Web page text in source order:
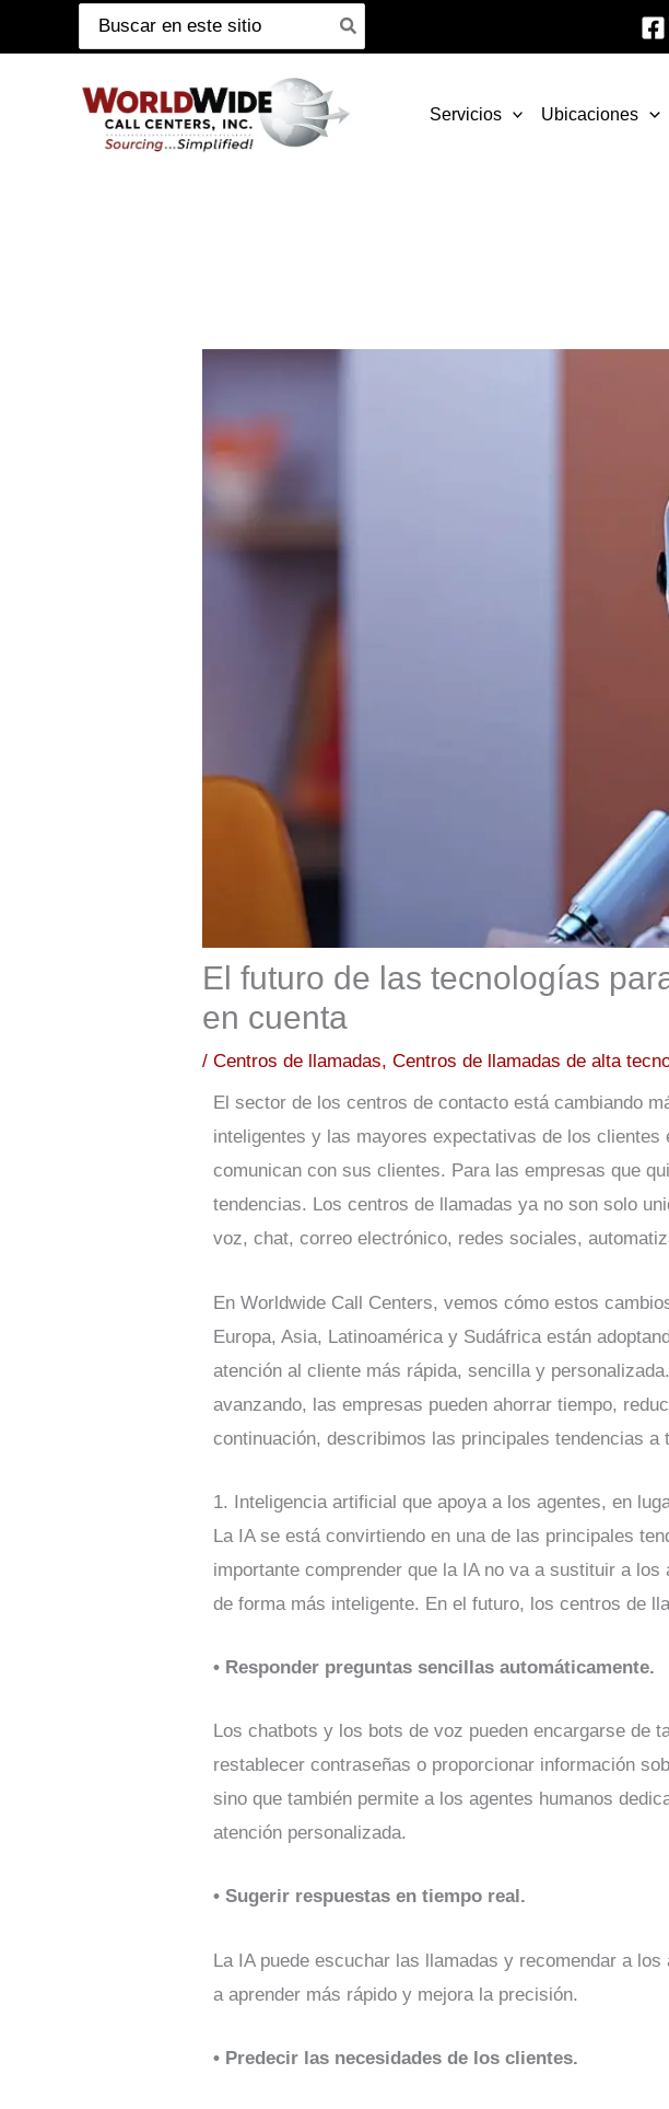
al
Buscar:
Servicios Ubicaciones
El futuro de las tecnologías
en cuenta
/Centros de llamadas,Centros de llamadas de alta
El sector de los centros de contacto está cambiando
inteligentes y las mayores expectativas de los
comunican con sus clientes. Para las empresas que
tendencias. Los centros de llamadas ya no son solo
voz, chat, correo electrónico, redes sociales,
En Worldwide Call Centers, vemos cómo estos
Europa, Asia, Latinoamérica y Sudáfrica están
atención al cliente más rápida, sencilla y
avanzando, las empresas pueden ahorrar tiempo,
continuación, describimos las principales tendencias
1. Inteligencia artificial que apoya a los agentes, en
La IA se está convirtiendo en una de las principales
importante comprender que la IA no va a sustituir a
de forma más inteligente. En el futuro, los centros de
• Responder preguntas sencillas automáticamente.
Los chatbots y los bots de voz pueden encargarse de
restablecer contraseñas o proporcionar información
sino que también permite a los agentes humanos
atención personalizada.
• Sugerir respuestas en tiempo real.
La IA puede escuchar las llamadas y recomendar a
a aprender más rápido y mejora la precisión.
• Predecir las necesidades de los clientes.